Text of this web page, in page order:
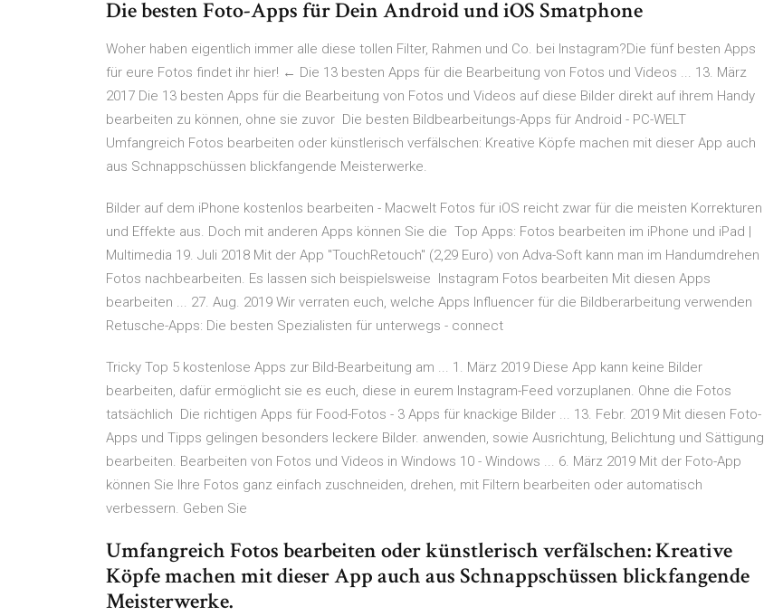
Die besten Foto-Apps für Dein Android und iOS Smatphone
Woher haben eigentlich immer alle diese tollen Filter, Rahmen und Co. bei Instagram?Die fünf besten Apps
für eure Fotos findet ihr hier! ← Die 13 besten Apps für die Bearbeitung von Fotos und Videos ... 13. März
2017 Die 13 besten Apps für die Bearbeitung von Fotos und Videos auf diese Bilder direkt auf ihrem Handy
bearbeiten zu können, ohne sie zuvor Die besten Bildbearbeitungs-Apps für Android - PC-WELT
Umfangreich Fotos bearbeiten oder künstlerisch verfälschen: Kreative Köpfe machen mit dieser App auch
aus Schnappschüssen blickfangende Meisterwerke.
Bilder auf dem iPhone kostenlos bearbeiten - Macwelt Fotos für iOS reicht zwar für die meisten Korrekturen
und Effekte aus. Doch mit anderen Apps können Sie die Top Apps: Fotos bearbeiten im iPhone und iPad |
Multimedia 19. Juli 2018 Mit der App "TouchRetouch" (2,29 Euro) von Adva-Soft kann man im Handumdrehen
Fotos nachbearbeiten. Es lassen sich beispielsweise Instagram Fotos bearbeiten Mit diesen Apps
bearbeiten ... 27. Aug. 2019 Wir verraten euch, welche Apps Influencer für die Bildberarbeitung verwenden
Retusche-Apps: Die besten Spezialisten für unterwegs - connect
Tricky Top 5 kostenlose Apps zur Bild-Bearbeitung am ... 1. März 2019 Diese App kann keine Bilder
bearbeiten, dafür ermöglicht sie es euch, diese in eurem Instagram-Feed vorzuplanen. Ohne die Fotos
tatsächlich Die richtigen Apps für Food-Fotos - 3 Apps für knackige Bilder ... 13. Febr. 2019 Mit diesen Foto-
Apps und Tipps gelingen besonders leckere Bilder. anwenden, sowie Ausrichtung, Belichtung und Sättigung
bearbeiten. Bearbeiten von Fotos und Videos in Windows 10 - Windows ... 6. März 2019 Mit der Foto-App
können Sie Ihre Fotos ganz einfach zuschneiden, drehen, mit Filtern bearbeiten oder automatisch
verbessern. Geben Sie
Umfangreich Fotos bearbeiten oder künstlerisch verfälschen: Kreative
Köpfe machen mit dieser App auch aus Schnappschüssen blickfangende
Meisterwerke.